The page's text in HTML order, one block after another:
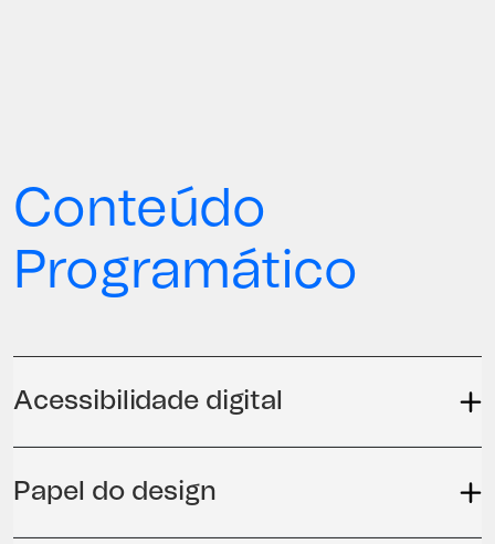
Conteúdo
Programático
Acessibilidade digital
Papel do design